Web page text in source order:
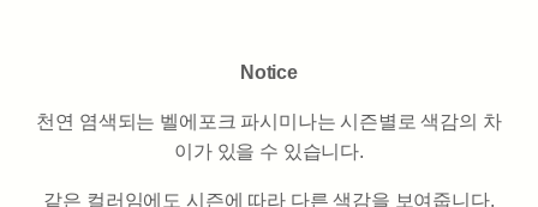
Notice
천연 염색되는 벨에포크 파시미나는 시즌별로 색감의 차
이가 있을 수 있습니다.
같은 컬러임에도 시즌에 따라 다른 색감을 보여줍니다.